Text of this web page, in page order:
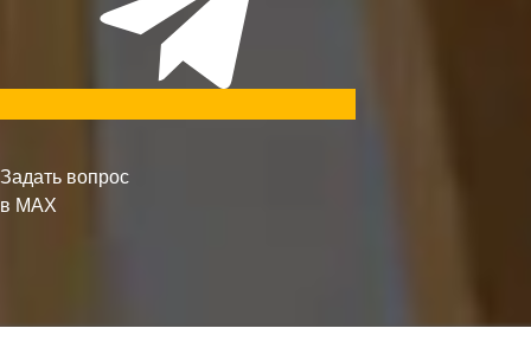
Задать вопрос
в MAX